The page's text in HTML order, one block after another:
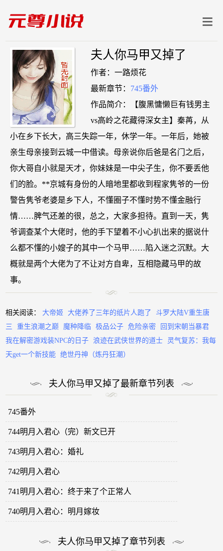
夫人你马甲又掉了
作者：一路烦花
最新章节： 745番外
作品简介：【腹黑慵懒巨有钱男主
vs高岭之花藏得深女主】秦苒，从
小在乡下长大，高三失踪一年，休学一年。一年后，她被
亲生母亲接到云城一中借读。母亲说你后爸是名门之后，
你大哥自小就是天才，你妹妹是一中尖子生，你不要丢他
们的脸。**京城有身份的人暗地里都收到程家隽爷的一份
警告隽爷老婆是乡下人，不懂圈子不懂时势不懂金融行
情……脾气还差的很，总之，大家多担待。直到一天，隽
爷调查某个大佬时，他的手下望着不小心扒出来的据说什
么都不懂的小嫂子的其中一个马甲……陷入迷之沉默。大
概就是两个大佬为了不让对方自卑，互相隐藏马甲的故
事。
相关阅读：大帝姬 大佬养了三年的纸片人跑了
斗罗大陆V重生唐
三
重生浪潮之巅 魔种降临 极品公子 危险亲密
回到宋朝当暴君
我在解密游戏装NPC的日子
浪迹在武侠世界的道士
灵气复苏：我每
天get一个新技能
绝世丹神（炼丹狂潮）
夫人你马甲又掉了最新章节列表
745番外
744明月入君心（完）新文已开
743明月入君心：婚礼
742明月入君心
741明月入君心：终于来了个正常人
740明月入君心：明月嫁妆
夫人你马甲又掉了章节列表